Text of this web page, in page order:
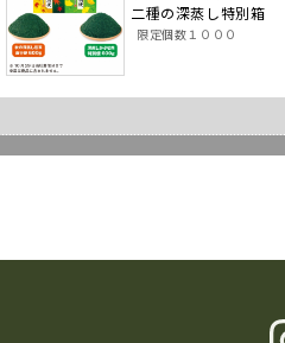
二種の深蒸し特別箱
限定個数１０００